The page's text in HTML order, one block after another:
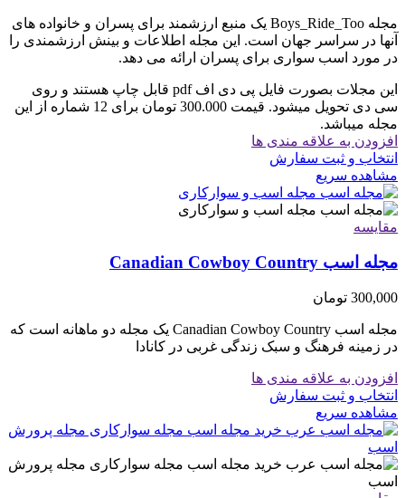
مجله Boys_Ride_Too یک منبع ارزشمند برای پسران و خانواده های
آنها در سراسر جهان است. این مجله اطلاعات و بینش ارزشمندی را
در مورد اسب سواری برای پسران ارائه می دهد.
این مجلات بصورت فایل پی دی اف pdf قابل چاپ هستند و روی
سی دی تحویل میشود. قیمت 300.000 تومان برای 12 شماره از این
مجله میباشد.
افزودن به علاقه مندی ها
انتخاب و ثبت سفارش
مشاهده سریع
مقایسه
مجله اسب Canadian Cowboy Country
300,000 تومان
مجله اسب Canadian Cowboy Country یک مجله دو ماهانه است که
در زمینه فرهنگ و سبک زندگی غربی در کانادا
افزودن به علاقه مندی ها
انتخاب و ثبت سفارش
مشاهده سریع